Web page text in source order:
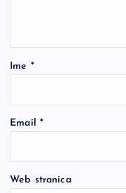
Ime *
Email *
Web stranica